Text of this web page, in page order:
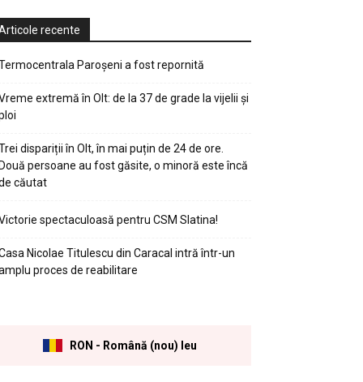
recente
Paroșeni a fost repornită
extremă în Olt: de la 37 de grade la vijelii și
dispariții în Olt, în mai puțin de 24 de ore.
persoane au fost găsite, o minoră este încă
căutat
spectaculoasă pentru CSM Slatina!
Nicolae Titulescu din Caracal intră într-un
proces de reabilitare
RON - Română (nou) leu